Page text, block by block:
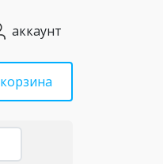
аккаунт
корзина